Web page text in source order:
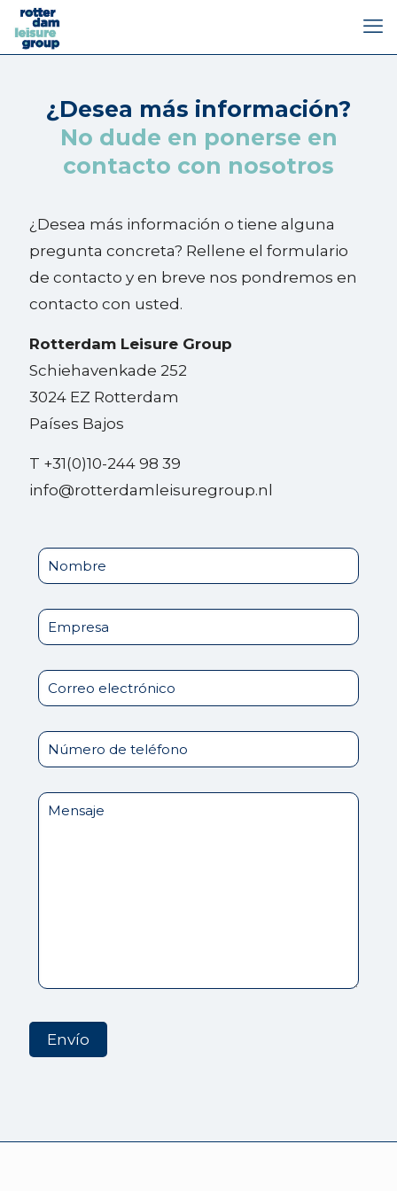
¿Desea más información?
No dude en ponerse en
contacto con nosotros
¿Desea más información o tiene alguna
pregunta concreta? Rellene el formulario
de contacto y en breve nos pondremos en
contacto con usted.
Rotterdam Leisure Group
Schiehavenkade 252
3024 EZ Rotterdam
Países Bajos
T +31(0)10-244 98 39
info@rotterdamleisuregroup.nl